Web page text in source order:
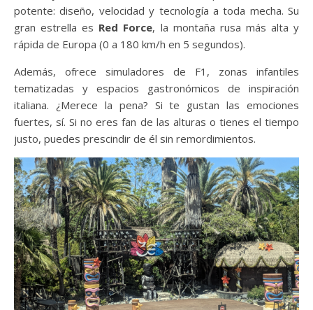
potente: diseño, velocidad y tecnología a toda mecha. Su
gran estrella es Red Force, la montaña rusa más alta y
rápida de Europa (0 a 180 km/h en 5 segundos).
Además, ofrece simuladores de F1, zonas infantiles
tematizadas y espacios gastronómicos de inspiración
italiana. ¿Merece la pena? Si te gustan las emociones
fuertes, sí. Si no eres fan de las alturas o tienes el tiempo
justo, puedes prescindir de él sin remordimientos.